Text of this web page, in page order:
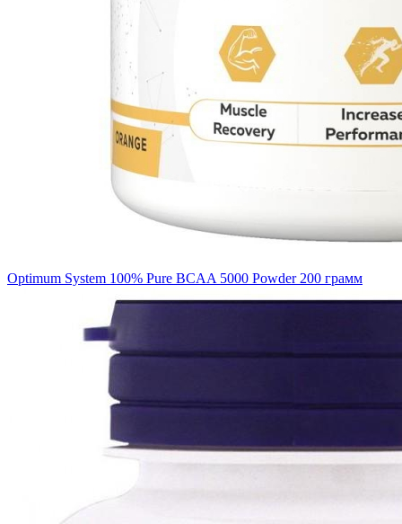
Optimum System 100% Pure BCAA 5000 Powder 200 грамм